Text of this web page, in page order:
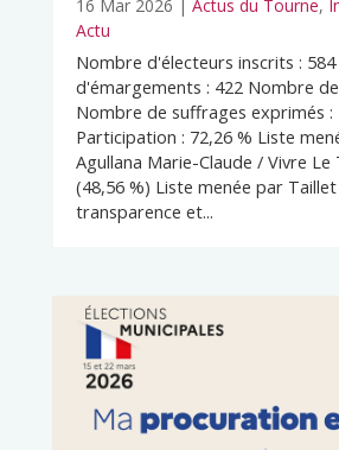
16 Mar 2026 | Actus du Tourne,
Actu
Nombre d'électeurs inscrits :
d'émargements : 422 Nombre
Nombre de suffrages exprimés :
Participation : 72,26 % Liste
Agullana Marie-Claude / Vivre Le
(48,56 %) Liste menée par
transparence et...